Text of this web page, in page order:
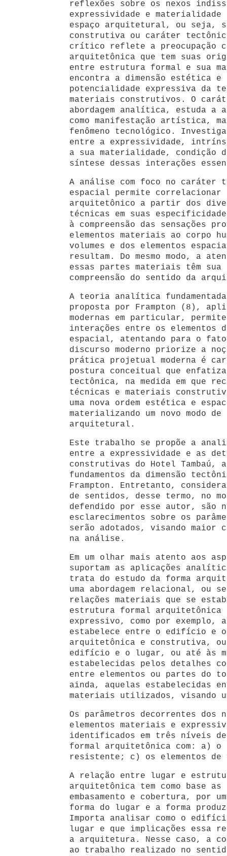
reflexões sobre os nexos
expressividade e
espaço arquitetural, ou seja,
construtiva ou caráter
crítico reflete a preocupação
arquitetônica que tem suas
entre estrutura formal e sua
encontra a dimensão estética e
potencialidade expressiva da
materiais construtivos. O
abordagem analítica, estuda a
como manifestação artística,
fenômeno tecnológico.
entre a expressividade,
a sua materialidade, condição
síntese dessas interações
A análise com foco no
espacial permite correlacionar
arquitetônico a partir dos
técnicas em suas
à compreensão das sensações
elementos materiais ao corpo
volumes e dos elementos
resultam. Do mesmo modo, a
essas partes materiais têm sua
compreensão do sentido da
A teoria analítica
proposta por Frampton (8),
modernas em particular,
interações entre os elementos
espacial, atentando para o
discurso moderno priorize a
prática projetual moderna é
postura conceitual que enfatiza
tectônica, na medida em que
técnicas e materiais
uma nova ordem estética e
materializando um novo modo de
arquitetural.
Este trabalho se propõe a
entre a expressividade e as
construtivas do Hotel Tambaú,
fundamentos da dimensão
Frampton. Entretanto,
de sentidos, desse termo, no
defendido por esse autor, são
esclarecimentos sobre os
serão adotados, visando maior
na análise.
Em um olhar mais atento aos
suportam as aplicações
trata do estudo da forma
uma abordagem relacional, ou
relações materiais que se
estrutura formal arquitetônica
expressivo, como por exemplo,
estabelece entre o edifício e
arquitetônica e construtiva,
edifício e o lugar, ou até às
estabelecidas pelos detalhes
entre elementos ou partes do
ainda, aquelas estabelecidas
materiais utilizados, visando
Os parâmetros decorrentes dos
elementos materiais e
identificados em três níveis
formal arquitetônica com: a)
resistente; c) os elementos de
A relação entre lugar e
arquitetônica tem como base
embasamento e cobertura, por
forma do lugar e a forma
Importa analisar como o
lugar e que implicações essa
a arquitetura. Nesse caso, a
ao trabalho realizado no